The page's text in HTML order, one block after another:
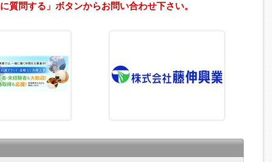
質問する」ボタンからお問い合わせ下さい。